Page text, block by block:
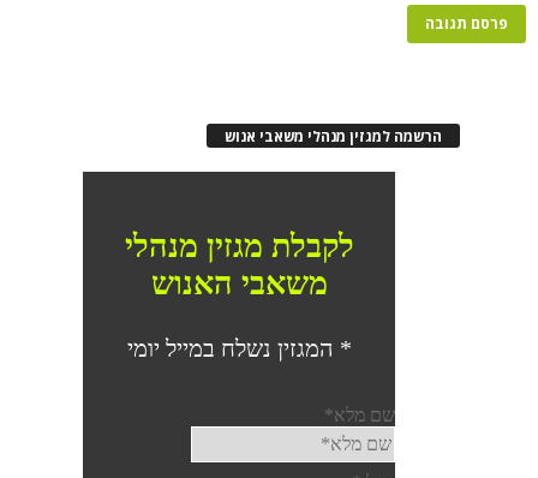
הרשמה למגזין מנהלי משאבי אנוש